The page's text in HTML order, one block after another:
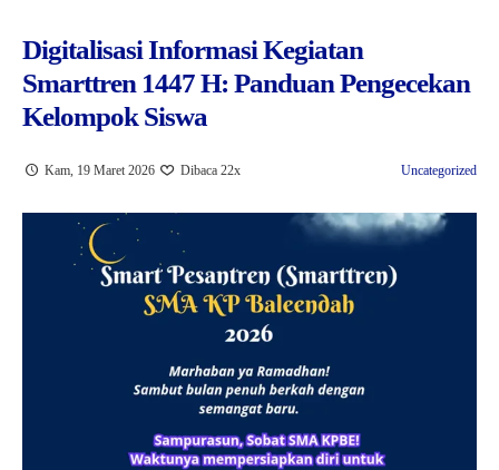
SPMB
Digitalisasi Informasi Kegiatan
Smarttren 1447 H: Panduan Pengecekan
Kelompok Siswa
Kam, 19 Maret 2026 Dibaca 22x Uncategorized